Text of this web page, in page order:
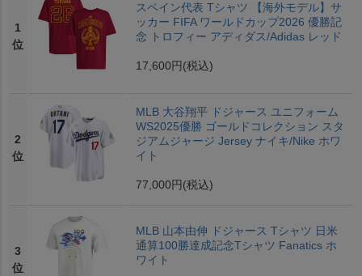
1
位
スペイン代表 Tシャツ 【海外モデル】サ
ッカー FIFA ワールドカップ2026 優勝記
念 トロフィー アディダス/Adidas レッド
17,600円 (税込)
2
位
MLB 大谷翔平 ドジャース ユニフォーム
WS2025優勝 ゴールドコレクション スタ
ジアムジャージ Jersey ナイキ/Nike ホワ
イト
77,000円 (税込)
3
位
MLB 山本由伸 ドジャース Tシャツ 日米
通算100勝達成記念Tシャツ Fanatics ホ
ワイト